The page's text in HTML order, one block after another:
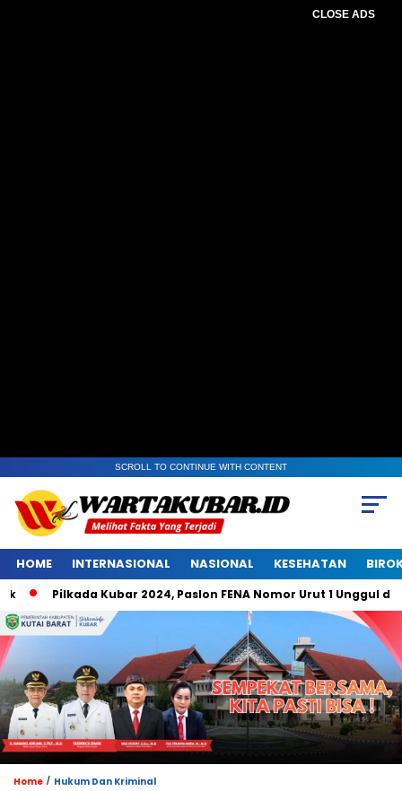
CLOSE ADS
SCROLL TO CONTINUE WITH CONTENT
HOME INTERNASIONAL NASIONAL KESEHATAN
Pilkada Kubar 2024, Paslon FENA Nomor Urut 1 Unggul di
Home / Hukum Dan Kriminal